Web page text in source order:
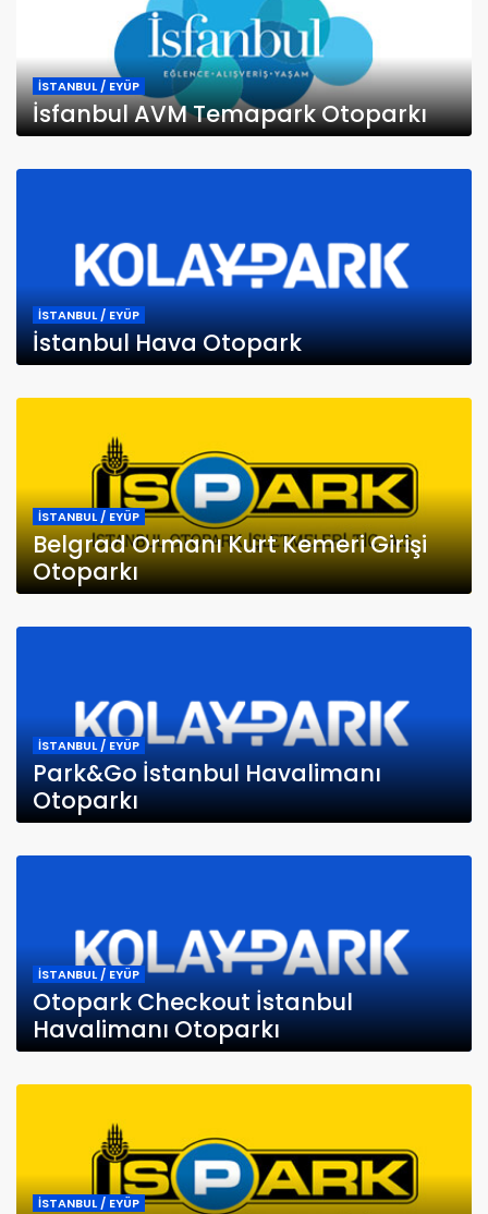
İSTANBUL / EYÜP
İsfanbul AVM Temapark Otoparkı
İSTANBUL / EYÜP
İstanbul Hava Otopark
İSTANBUL / EYÜP
Belgrad Ormanı Kurt Kemeri Girişi
Otoparkı
İSTANBUL / EYÜP
Park&Go İstanbul Havalimanı
Otoparkı
İSTANBUL / EYÜP
Otopark Checkout İstanbul
Havalimanı Otoparkı
İSTANBUL / EYÜP